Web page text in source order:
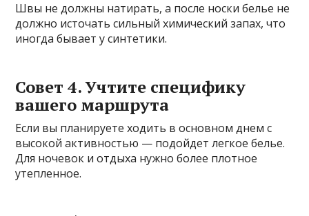
Швы не должны натирать, а после носки белье не
должно источать сильный химический запах, что
иногда бывает у синтетики.
Совет 4. Учтите специфику
вашего маршрута
Если вы планируете ходить в основном днем с
высокой активностью — подойдет легкое белье.
Для ночевок и отдыха нужно более плотное
утепленное.